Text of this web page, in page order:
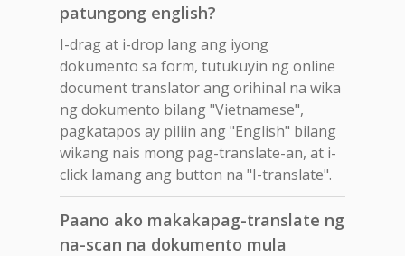
patungong english?
I-drag at i-drop lang ang iyong
dokumento sa form, tutukuyin ng online
document translator ang orihinal na wika
ng dokumento bilang "Vietnamese",
pagkatapos ay piliin ang "English" bilang
wikang nais mong pag-translate-an, at i-
click lamang ang button na "I-translate".
Paano ako makakapag-translate ng
na-scan na dokumento mula